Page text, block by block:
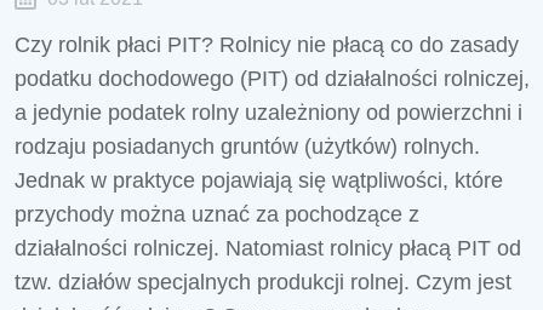
Czy rolnik płaci PIT? Rolnicy nie płacą co do zasady
podatku dochodowego (PIT) od działalności rolniczej,
a jedynie podatek rolny uzależniony od powierzchni i
rodzaju posiadanych gruntów (użytków) rolnych.
Jednak w praktyce pojawiają się wątpliwości, które
przychody można uznać za pochodzące z
działalności rolniczej. Natomiast rolnicy płacą PIT od
tzw. działów specjalnych produkcji rolnej. Czym jest